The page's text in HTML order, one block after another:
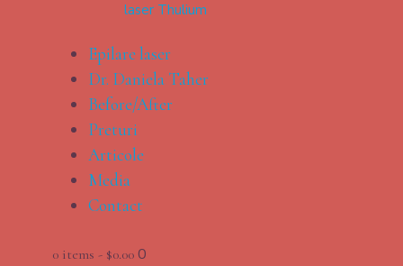
laser Thulium
Epilare laser
Dr. Daniela Taher
Before/After
Preturi
Articole
Media
Contact
0 items - $0.00 0